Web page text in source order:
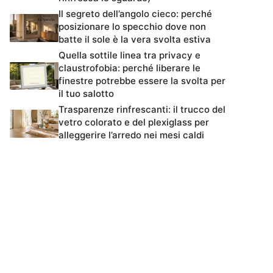
Il segreto dell’angolo cieco: perché
posizionare lo specchio dove non
batte il sole è la vera svolta estiva
Quella sottile linea tra privacy e
claustrofobia: perché liberare le
finestre potrebbe essere la svolta per
il tuo salotto
Trasparenze rinfrescanti: il trucco del
vetro colorato e del plexiglass per
alleggerire l’arredo nei mesi caldi